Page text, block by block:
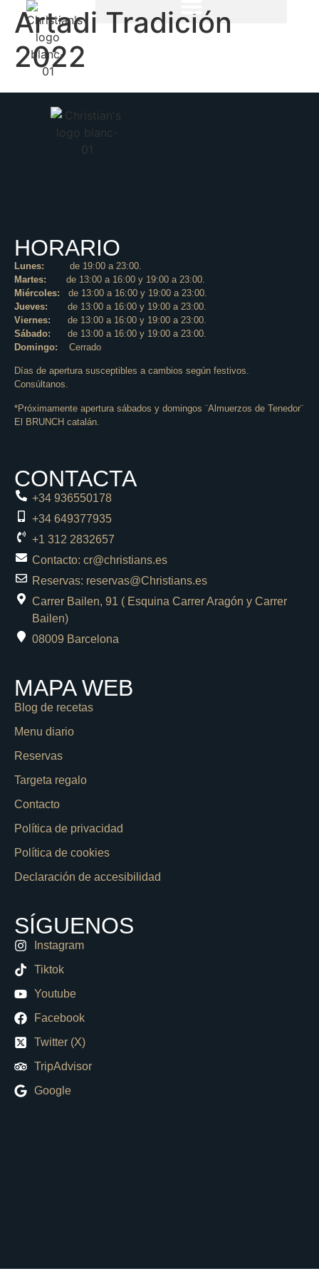
Artadi Tradición
2022
HORARIO
Lunes: de 19:00 a 23:00.
Martes: de 13:00 a 16:00 y 19:00 a 23:00.
Miércoles: de 13:00 a 16:00 y 19:00 a 23:00.
Jueves: de 13:00 a 16:00 y 19:00 a 23:00.
Viernes: de 13:00 a 16:00 y 19:00 a 23:00.
Sábado: de 13:00 a 16:00 y 19:00 a 23:00.
Domingo: Cerrado
Días de apertura susceptibles a cambios según festivos.
Consúltanos.
*Próximamente apertura sábados y domingos ¨Almuerzos de Tenedor¨
El BRUNCH catalán.
CONTACTA
+34 936550178
+34 649377935
+1 312 2832657
Contacto: cr@christians.es
Reservas: reservas@Christians.es
Carrer Bailen, 91 ( Esquina Carrer Aragón y Carrer
Bailen)
08009 Barcelona
SÍGUENOS
Instagram
Tiktok
Youtube
Facebook
Twitter (X)
TripAdvisor
Google
MAPA WEB
Blog de recetas
Menu diario
Reservas
Targeta regalo
Contacto
Política de privacidad
Política de cookies
Declaración de accesibilidad